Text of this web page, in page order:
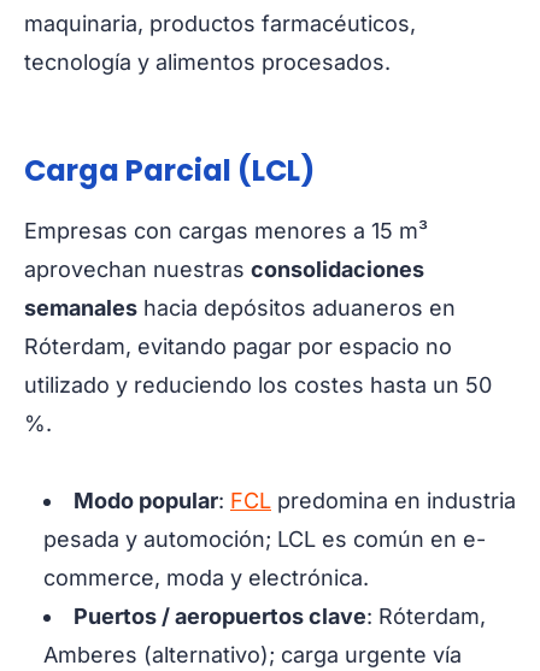
maquinaria, productos farmacéuticos,
tecnología y alimentos procesados.
Carga Parcial (LCL)
Empresas con cargas menores a 15 m³
aprovechan nuestras consolidaciones
semanales hacia depósitos aduaneros en
Róterdam, evitando pagar por espacio no
utilizado y reduciendo los costes hasta un 50
%.
Modo popular: FCL predomina en industria
pesada y automoción; LCL es común en e-
commerce, moda y electrónica.
Puertos / aeropuertos clave: Róterdam,
Amberes (alternativo); carga urgente vía